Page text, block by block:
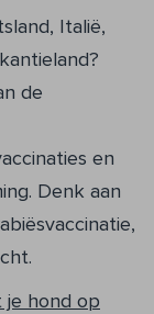
Italië,
de
en
Denk aan
je hond op